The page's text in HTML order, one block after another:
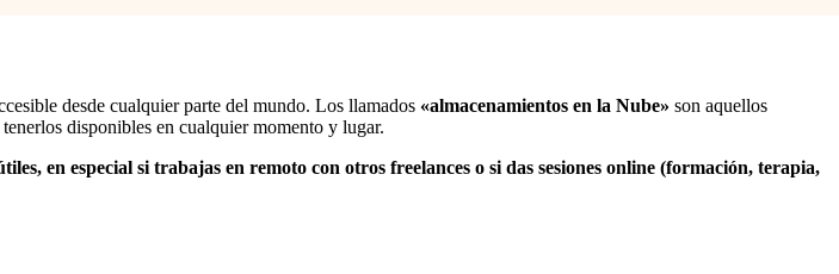
desde cualquier parte del mundo. Los llamados «almacenamientos en la Nube» son aquellos
disponibles en cualquier momento y lugar.
en especial si trabajas en remoto con otros freelances o si das sesiones online (formación, terapia,